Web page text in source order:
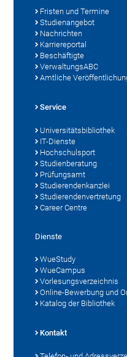
Fristen und Termine
Studienangebot
Nachrichten
Karriereportal
Beschäftigte
VerwaltungsABC
Amtliche
Service
Universitätsbibliothek
IT-Dienste
Hochschulsport
Studienberatung
Prüfungsamt
Studierendenkanzlei
Studierendenvertretung
Career Centre
Dienste
WueStudy
WueCampus
Vorlesungsverzeichnis
Online-Bewerbung und
Katalog der Bibliothek
Kontakt